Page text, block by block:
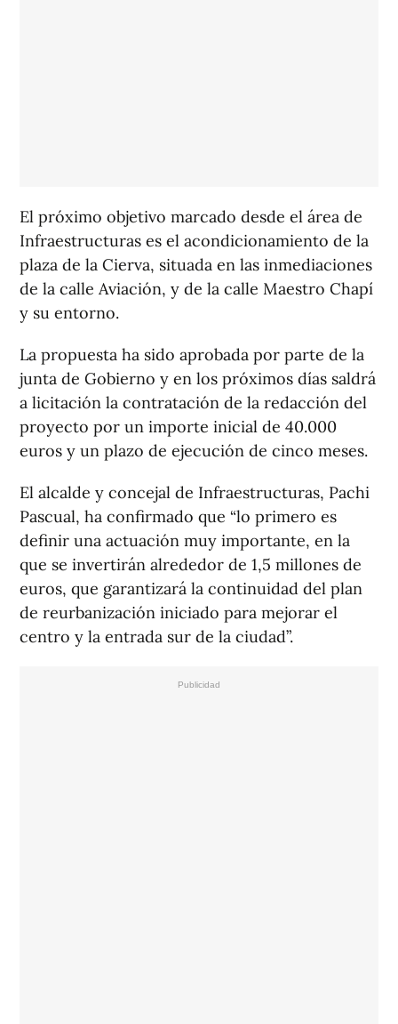
El próximo objetivo marcado desde el área de
Infraestructuras es el acondicionamiento de la
plaza de la Cierva, situada en las inmediaciones
de la calle Aviación, y de la calle Maestro Chapí
y su entorno.
La propuesta ha sido aprobada por parte de la
junta de Gobierno y en los próximos días saldrá
a licitación la contratación de la redacción del
proyecto por un importe inicial de 40.000
euros y un plazo de ejecución de cinco meses.
El alcalde y concejal de Infraestructuras, Pachi
Pascual, ha confirmado que “lo primero es
definir una actuación muy importante, en la
que se invertirán alrededor de 1,5 millones de
euros, que garantizará la continuidad del plan
de reurbanización iniciado para mejorar el
centro y la entrada sur de la ciudad”.